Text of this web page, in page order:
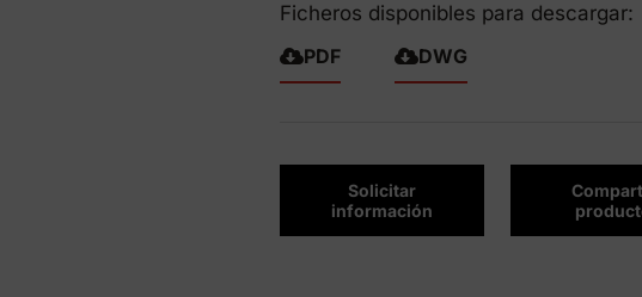
Ficheros disponibles para descargar:
PDF
DWG
Solicitar
información